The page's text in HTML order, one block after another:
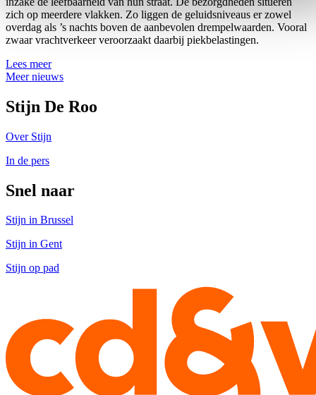
zich op meerdere vlakken. Zo liggen de geluidsniveaus er zowel
overdag als ’s nachts boven de aanbevolen drempelwaarden. Vooral
zwaar vrachtverkeer veroorzaakt daarbij piekbelastingen.
Lees meer
Meer nieuws
Stijn De Roo
Over Stijn
In de pers
Snel naar
Stijn in Brussel
Stijn in Gent
Stijn op pad